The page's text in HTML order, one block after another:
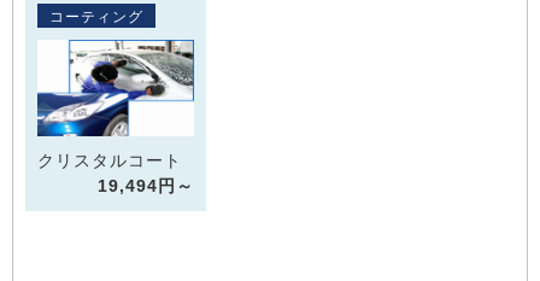
コーティング
クリスタルコート
19,494円～